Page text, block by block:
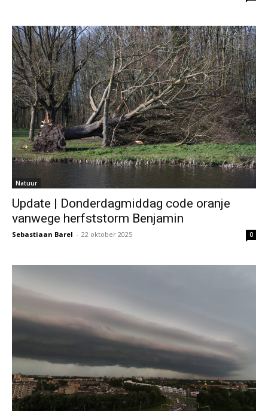
Natuur
Update | Donderdagmiddag code oranje
vanwege herfststorm Benjamin
Sebastiaan Barel - 22 oktober 2025 0